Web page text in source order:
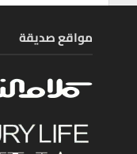
مواقع صديقة